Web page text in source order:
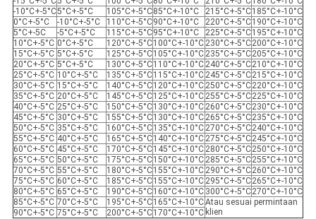
-10°C+-5°C5°C+-5°C 105°C+-5°C85°C+-10°C 215°C+-5°C185°C+-10°C
0°C+-5°C
-10°C+-5°C 110°C+-5°C90°C+-10°C 220°C+-5°C190°C+-10°C
5°C+-5C
-5°C+-5°C 115°C+-5°C95°C+-10°C 225°C+-5°C195°C+-10°C
10°C+-5°C 0°C+-5°C 120°C+-5°C100°C+-10°C 230°C+-5°C200°C+-10°C
15°C+-5°C 5°C+-5°C 125°C+-5°C105°C+-10°C 235°C+-5°C205°C+-10°C
20°C+-5°C 5°C+-5°C 130°C+-5°C110°C+-10°C 240°C+-5°C210°C+-10°C
25°C+-5°C 10°C+-5°C 135°C+-5°C115°C+-10°C 245°C+-5°C215°C+-10°C
30°C+-5°C 15°C+-5°C 140°C+-5°C120°C+-10°C 250°C+-5°C220°C+-10°C
35°C+-5°C 20°C+-5°C 145°C+-5°C125°C+-10°C 255°C+-5°C225°C+-10°C
40°C+-5°C 25°C+-5°C 150°C+-5°C130°C+-10°C 260°C+-5°C230°C+-10°C
45°C+-5°C 30°C+-5°C 155°C+-5°C130°C+-10°C 265°C+-5°C235°C+-10°C
50°C+-5°C 35°C+-5°C 160°C+-5°C135°C+-10°C 270°C+-5°C240°C+-10°C
55°C+-5°C 40°C+-5°C 165°C+-5°C140°C+-10°C 275°C+-5°C245°C+-10°C
60°C+-5°C 45°C+-5°C 170°C+-5°C145°C+-10°C 280°C+-5°C250°C+-10°C
65°C+-5°C 50°C+-5°C 175°C+-5°C150°C+-10°C 285°C+-5°C255°C+-10°C
70°C+-5°C 55°C+-5°C 180°C+-5°C155°C+-10°C 290°C+-5°C260°C+-10°C
75°C+-5°C 60°C+-5°C 185°C+-5°C155°C+-10°C 295°C+-5°C265°C+-10°C
80°C+-5°C 65°C+-5°C 190°C+-5°C160°C+-10°C 300°C+-5°C270°C+-10°C
85°C+-5°C 70°C+-5°C 195°C+-5°C165°C+-10°CAtau sesuai permintaan
klien
90°C+-5°C 75°C+-5°C 200°C+-5°C170°C+-10°C